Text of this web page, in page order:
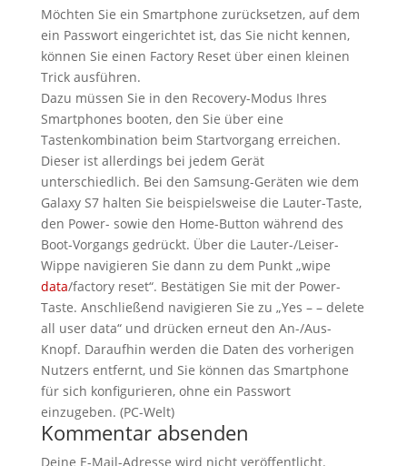
Möchten Sie ein Smartphone zurücksetzen, auf dem
ein Passwort eingerichtet ist, das Sie nicht kennen,
können Sie einen Factory Reset über einen kleinen
Trick ausführen.
Dazu müssen Sie in den Recovery-Modus Ihres
Smartphones booten, den Sie über eine
Tastenkombination beim Startvorgang erreichen.
Dieser ist allerdings bei jedem Gerät
unterschiedlich. Bei den Samsung-Geräten wie dem
Galaxy S7 halten Sie beispielsweise die Lauter-Taste,
den Power- sowie den Home-Button während des
Boot-Vorgangs gedrückt. Über die Lauter-/Leiser-
Wippe navigieren Sie dann zu dem Punkt „wipe
data/factory reset“. Bestätigen Sie mit der Power-
Taste. Anschließend navigieren Sie zu „Yes – – delete
all user data“ und drücken erneut den An-/Aus-
Knopf. Daraufhin werden die Daten des vorherigen
Nutzers entfernt, und Sie können das Smartphone
für sich konfigurieren, ohne ein Passwort
einzugeben. (PC-Welt)
Kommentar absenden
Deine E-Mail-Adresse wird nicht veröffentlicht.